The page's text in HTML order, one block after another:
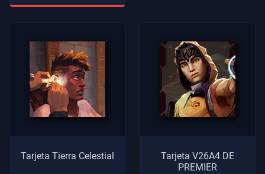
Tarjeta Tierra Celestial
Tarjeta V26A4 DE
PREMIER